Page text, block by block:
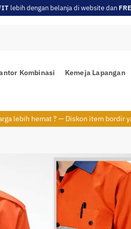
lebih dengan belanja di website dan
Kombinasi Kemeja Lapangan
lebih hemat ? — Diskon item bordir